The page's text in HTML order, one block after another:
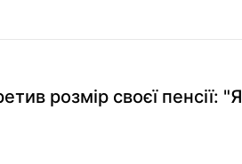
розмір своєї пенсії: "Я